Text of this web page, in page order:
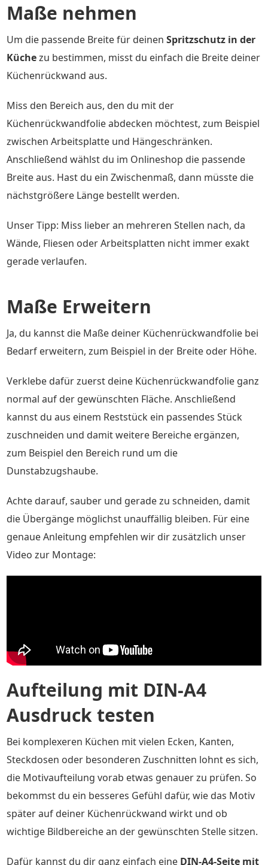
Maße nehmen
Um die passende Breite für deinenSpritzschutz in der
Küchezu bestimmen, misst du einfach die Breite deiner
Küchenrückwand aus.
Miss den Bereich aus, den du mit der
Küchenrückwandfolie abdecken möchtest, zum Beispiel
zwischen Arbeitsplatte und Hängeschränken.
Anschließend wählst du im Onlineshop die passende
Breite aus. Hast du ein Zwischenmaß, dann müsste die
nächstgrößere Länge bestellt werden.
Unser Tipp: Miss lieber an mehreren Stellen nach, da
Wände, Fliesen oder Arbeitsplatten nicht immer exakt
gerade verlaufen.
Maße Erweitern
Ja, du kannst die Maße deiner Küchenrückwandfolie bei
Bedarf erweitern, zum Beispiel in der Breite oder Höhe.
Verklebe dafür zuerst deine Küchenrückwandfolie ganz
normal auf der gewünschten Fläche. Anschließend
kannst du aus einem Reststück ein passendes Stück
zuschneiden und damit weitere Bereiche ergänzen,
zum Beispiel den Bereich rund um die
Dunstabzugshaube.
Achte darauf, sauber und gerade zu schneiden, damit
die Übergänge möglichst unauffällig bleiben. Für eine
genaue Anleitung empfehlen wir dir zusätzlich unser
Video zur Montage:
Aufteilung mit DIN-A4
Ausdruck testen
Bei komplexeren Küchen mit vielen Ecken, Kanten,
Steckdosen oder besonderen Zuschnitten lohnt es sich,
die Motivaufteilung vorab etwas genauer zu prüfen. So
bekommst du ein besseres Gefühl dafür, wie das Motiv
später auf deiner Küchenrückwand wirkt und ob
wichtige Bildbereiche an der gewünschten Stelle sitzen.
Dafür kannst du dir ganz einfach eine DIN-A4-Seite mit